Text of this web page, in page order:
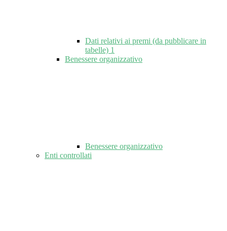
Dati relativi ai premi (da pubblicare in
tabelle) 1
Benessere organizzativo
Benessere organizzativo
Enti controllati